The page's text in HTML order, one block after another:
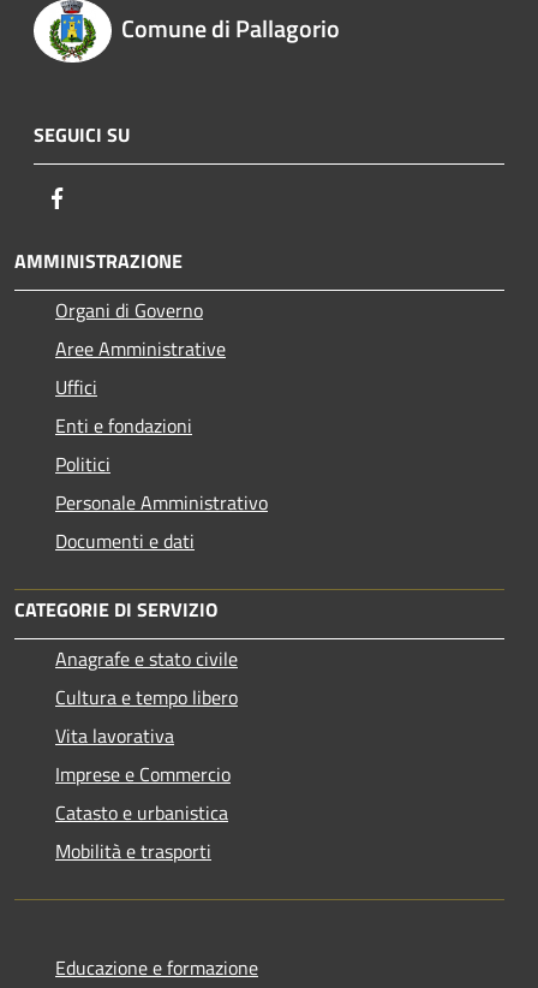
Comune di Pallagorio
SEGUICI SU
AMMINISTRAZIONE
Organi di Governo
Aree Amministrative
Uffici
Enti e fondazioni
Politici
Personale Amministrativo
Documenti e dati
CATEGORIE DI SERVIZIO
Anagrafe e stato civile
Cultura e tempo libero
Vita lavorativa
Imprese e Commercio
Catasto e urbanistica
Mobilità e trasporti
Educazione e formazione